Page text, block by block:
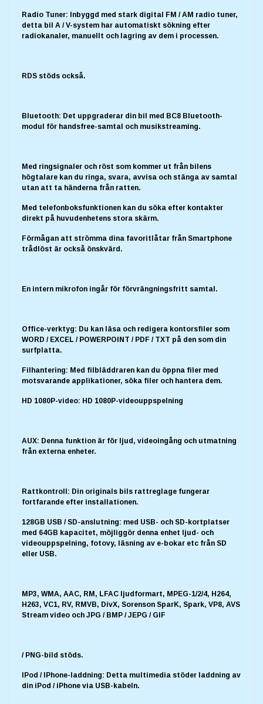
Radio Tuner: Inbyggd med stark digital FM / AM radio tuner,
detta bil A / V-system har automatiskt sökning efter
radiokanaler, manuellt och lagring av dem i processen.
RDS stöds också.
Bluetooth: Det uppgraderar din bil med BC8 Bluetooth-
modul för handsfree-samtal och musikstreaming.
Med ringsignaler och röst som kommer ut från bilens
högtalare kan du ringa, svara, avvisa och stänga av samtal
utan att ta händerna från ratten.
Med telefonboksfunktionen kan du söka efter kontakter
direkt på huvudenhetens stora skärm.
Förmågan att strömma dina favoritlåtar från Smartphone
trådlöst är också önskvärd.
En intern mikrofon ingår för förvrängningsfritt samtal.
Office-verktyg: Du kan läsa och redigera kontorsfiler som
WORD / EXCEL / POWERPOINT / PDF / TXT på den som din
surfplatta.
Filhantering: Med filbläddraren kan du öppna filer med
motsvarande applikationer, söka filer och hantera dem.
HD 1080P-video: HD 1080P-videouppspelning
AUX: Denna funktion är för ljud, videoingång och utmatning
från externa enheter.
Rattkontroll: Din originals bils rattreglage fungerar
fortfarande efter installationen.
128GB USB / SD-anslutning: med USB- och SD-kortplatser
med 64GB kapacitet, möjliggör denna enhet ljud- och
videouppspelning, fotovy, läsning av e-bokar etc från SD
eller USB.
MP3, WMA, AAC, RM, LFAC ljudformart, MPEG-1/2/4, H264,
H263, VC1, RV, RMVB, DivX, Sorenson SparK, Spark, VP8, AVS
Stream video och JPG / BMP / JEPG / GIF
/ PNG-bild stöds.
IPod / IPhone-laddning: Detta multimedia stöder laddning av
din iPod / iPhone via USB-kabeln.